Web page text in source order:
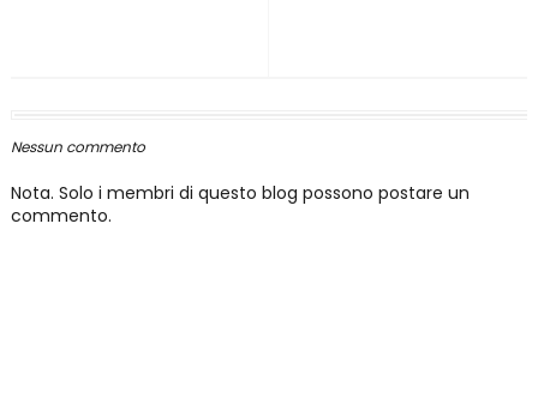
Nessun commento
Nota. Solo i membri di questo blog possono postare un
commento.